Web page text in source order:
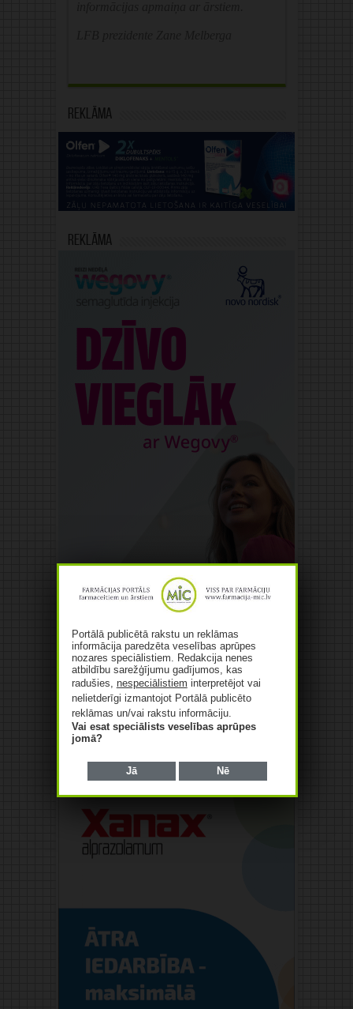
Reklāma
Reklāma
Portālā publicētā rakstu un reklāmas
informācija paredzēta veselības aprūpes
nozares speciālistiem. Redakcija nenes
atbildību sarežģījumu gadījumos, kas
radušies, nespeciālistiem interpretējot vai
nelietderīgi izmantojot Portālā publicēto
reklāmas un/vai rakstu informāciju.
Vai esat speciālists veselības aprūpes
jomā?
Jā Nē